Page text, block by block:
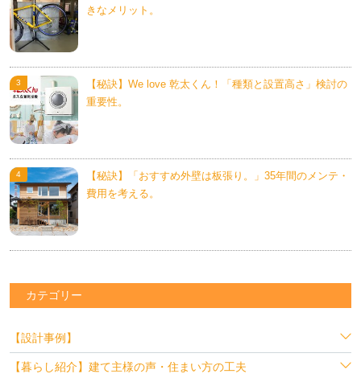
きなメリット。
【秘訣】We love 乾太くん！「種類と設置高さ」検討の
重要性。
【秘訣】「おすすめ外壁は板張り。」35年間のメンテ・
費用を考える。
カテゴリー
【設計事例】
【暮らし紹介】建て主様の声・住まい方の工夫